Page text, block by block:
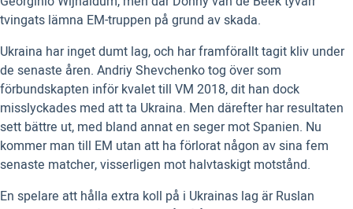
tvingats lämna EM-truppen på grund av skada.
Ukraina har inget dumt lag, och har framförallt tagit kliv under
de senaste åren. Andriy Shevchenko tog över som
förbundskapten inför kvalet till VM 2018, dit han dock
misslyckades med att ta Ukraina. Men därefter har resultaten
sett bättre ut, med bland annat en seger mot Spanien. Nu
kommer man till EM utan att ha förlorat någon av sina fem
senaste matcher, visserligen mot halvtaskigt motstånd.
En spelare att hålla extra koll på i Ukrainas lag är Ruslan